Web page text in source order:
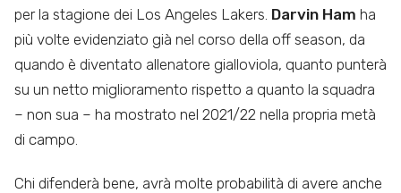
per la stagione dei Los Angeles Lakers. Darvin Ham ha
più volte evidenziato già nel corso della off season, da
quando è diventato allenatore gialloviola, quanto punterà
su un netto miglioramento rispetto a quanto la squadra
– non sua – ha mostrato nel 2021/22 nella propria metà
di campo.
Chi difenderà bene, avrà molte probabilità di avere anche